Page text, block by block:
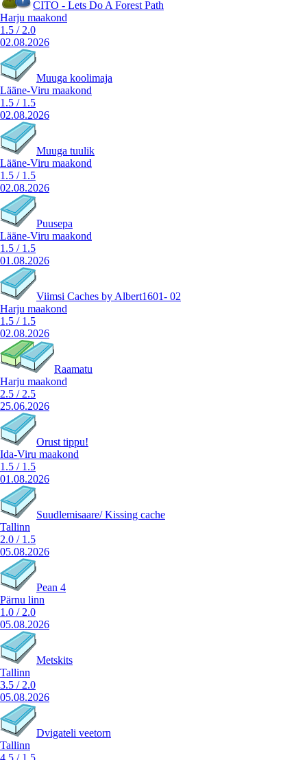
CITO - Lets Do A Forest Path
Harju maakond
1.5 / 2.0
02.08.2026
Muuga koolimaja
Lääne-Viru maakond
1.5 / 1.5
02.08.2026
Muuga tuulik
Lääne-Viru maakond
1.5 / 1.5
02.08.2026
Puusepa
Lääne-Viru maakond
1.5 / 1.5
01.08.2026
Viimsi Caches by Albert1601- 02
Harju maakond
1.5 / 1.5
02.08.2026
Raamatu
Harju maakond
2.5 / 2.5
25.06.2026
Orust tippu!
Ida-Viru maakond
1.5 / 1.5
01.08.2026
Suudlemisaare/ Kissing cache
Tallinn
2.0 / 1.5
05.08.2026
Pean 4
Pärnu linn
1.0 / 2.0
05.08.2026
Metskits
Tallinn
3.5 / 2.0
05.08.2026
Dvigateli veetorn
Tallinn
4.5 / 1.5